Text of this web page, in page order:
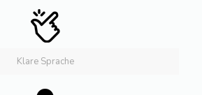
Klare Sprache